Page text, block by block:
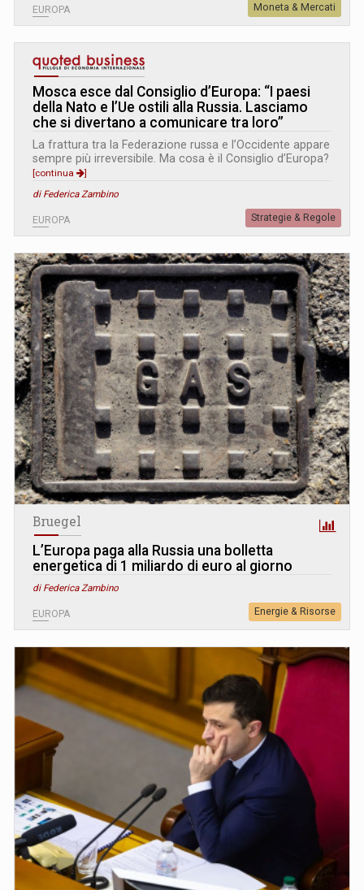
EUROPA Moneta & Mercati
Mosca esce dal Consiglio d’Europa: “I paesi
della Nato e l’Ue ostili alla Russia. Lasciamo
che si divertano a comunicare tra loro”
La frattura tra la Federazione russa e l’Occidente appare
sempre più irreversibile. Ma cosa è il Consiglio d’Europa?
[continua
]
di Federica Zambino
EUROPA Strategie & Regole
Bruegel
L’Europa paga alla Russia una bolletta
energetica di 1 miliardo di euro al giorno
di Federica Zambino
EUROPA Energie & Risorse